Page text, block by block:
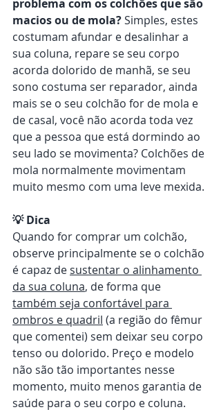
problema com os colchões que são
macios ou de mola? Simples, estes
costumam afundar e desalinhar a
sua coluna, repare se seu corpo
acorda dolorido de manhã, se seu
sono costuma ser reparador, ainda
mais se o seu colchão for de mola e
de casal, você não acorda toda vez
que a pessoa que está dormindo ao
seu lado se movimenta? Colchões de
mola normalmente movimentam
muito mesmo com uma leve mexida.
💡 Dica
Quando for comprar um colchão,
observe principalmente se o colchão
é capaz de sustentar o alinhamento
da sua coluna, de forma que
também seja confortável para
ombros e quadril (a região do fêmur
que comentei) sem deixar seu corpo
tenso ou dolorido. Preço e modelo
não são tão importantes nesse
momento, muito menos garantia de
saúde para o seu corpo e coluna.